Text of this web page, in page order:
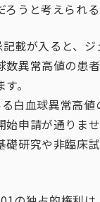
うと考えられる
載が入ると、
数異常高値の
。
白血球異常高
申請が通りませ
研究や非臨床